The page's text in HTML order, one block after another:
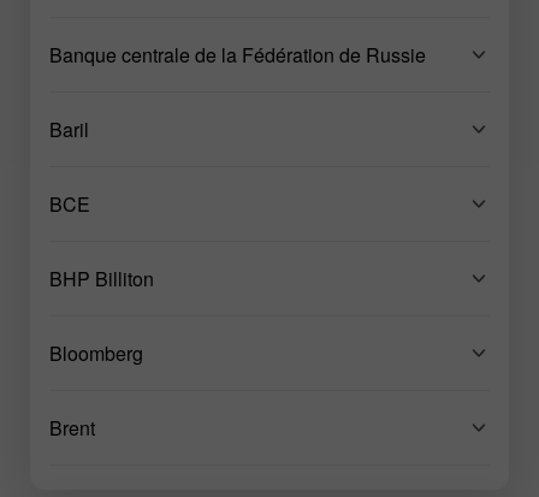
Banque centrale de la Fédération de Russie
Baril
BCE
BHP Billiton
Bloomberg
Brent